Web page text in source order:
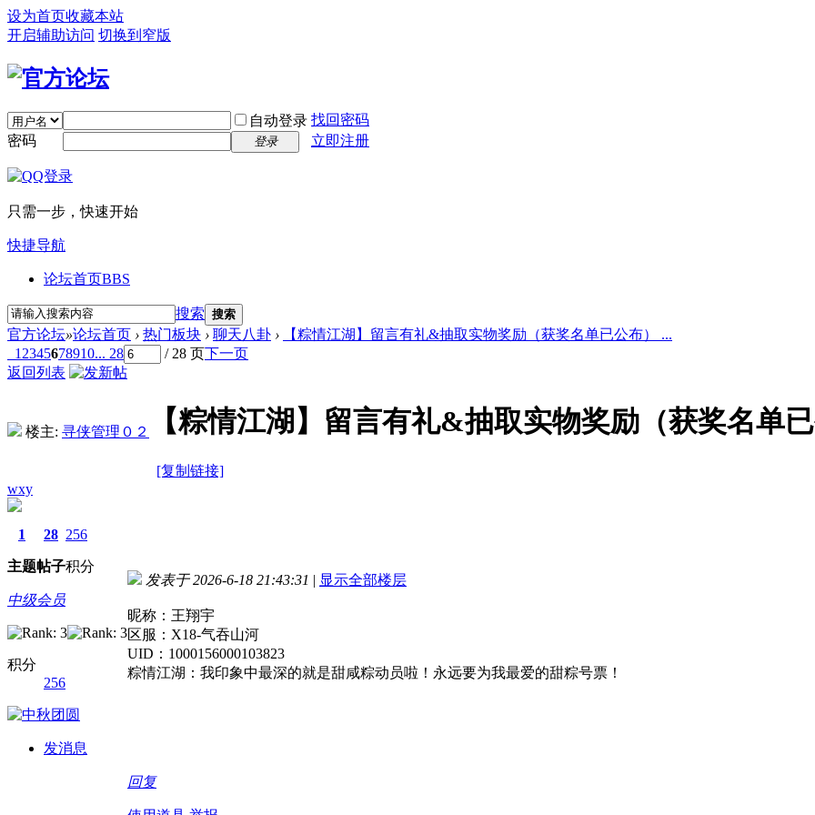
设为首页收藏本站
开启辅助访问 切换到窄版
自动登录 找回密码
密码
登录 立即注册
只需一步，快速开始
快捷导航
论坛首页BBS
搜索 搜索
官方论坛»论坛首页 › 热门板块 › 聊天八卦 ›
【粽情江湖】留言有礼&抽取实物奖励（获奖名单已公布） ...
1 2345678910... 28 / 28 页下一页
返回列表
楼主: 寻侠管理０２ 【粽情江湖】留言有礼&抽取实物奖励（获奖名单
[复制链接]
wxy
1
主题
28
帖子
256
积分
中级会员
积分
256
发消息
发表于 2026-6-18 21:43:31 | 显示全部楼层
昵称：王翔宇
区服：X18-气吞山河
UID：1000156000103823
粽情江湖：我印象中最深的就是甜咸粽动员啦！永远要为我最爱的甜粽号票！
回复